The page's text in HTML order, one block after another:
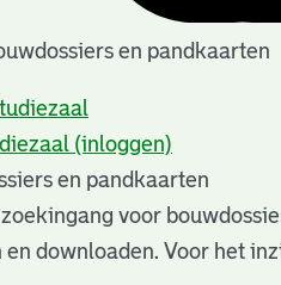
en pandkaarten
(inloggen)
en pandkaarten
voor
downloaden. Voor het